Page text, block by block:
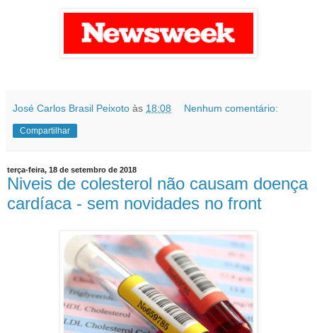
José Carlos Brasil Peixoto às 18:08 Nenhum comentário:
Compartilhar
terça-feira, 18 de setembro de 2018
Niveis de colesterol não causam doença
cardíaca - sem novidades no front